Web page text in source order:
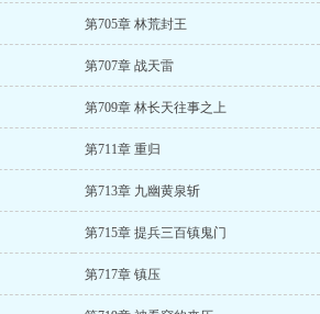
第705章 林荒封王
第707章 战天雷
第709章 林长天往事之上
第711章 重归
第713章 九幽黄泉斩
第715章 提兵三百镇鬼门
第717章 镇压